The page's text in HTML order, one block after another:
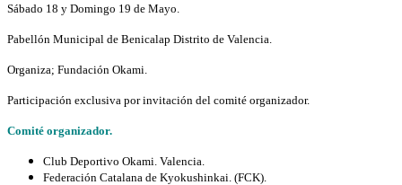
Sábado 18 y Domingo 19 de Mayo.
Pabellón Municipal de Benicalap Distrito de Valencia.
Organiza; Fundación Okami.
Participación exclusiva por invitación del comité organizador.
Comité organizador.
Club Deportivo Okami. Valencia.
Federación Catalana de Kyokushinkai. (FCK).